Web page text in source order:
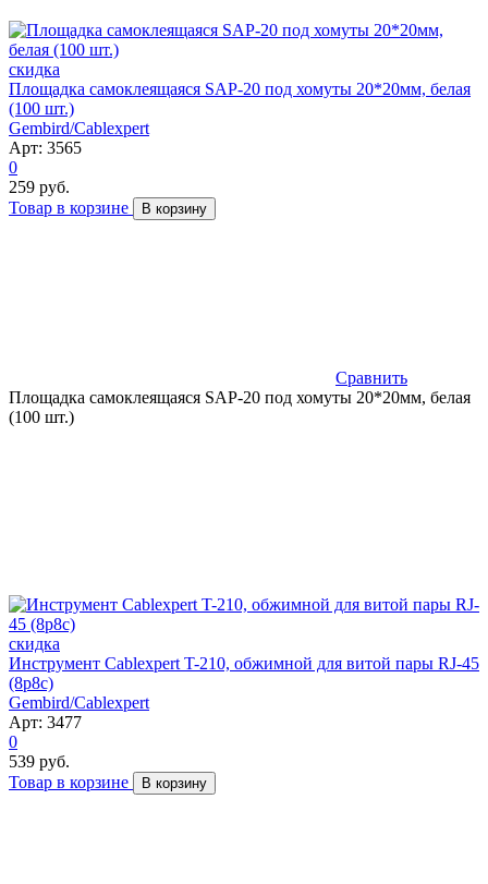
скидка
Площадка самоклеящаяся SAP-20 под хомуты 20*20мм, белая
(100 шт.)
Gembird/Cablexpert
Арт: 3565
0
259 руб.
Товар в корзине
В корзину
Сравнить
Площадка самоклеящаяся SAP-20 под хомуты 20*20мм, белая
(100 шт.)
скидка
Инструмент Cablexpert T-210, обжимной для витой пары RJ-45
(8p8c)
Gembird/Cablexpert
Арт: 3477
0
539 руб.
Товар в корзине
В корзину